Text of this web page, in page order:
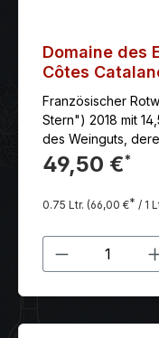
Domaine des
Côtes
Französischer
Stern") 2018 mit
des Weinguts,
Marcel Bühler
49,50 €*
0.75 Ltr. (66,00 €* / 1
Produkt